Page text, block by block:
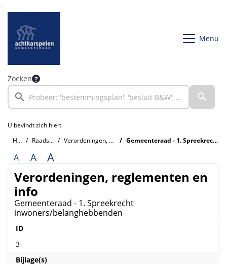
Ga naar de inhoud van deze pagina
Ga naar het zoeken
Ga naar het menu
Menu
Zoeken
U bevindt zich hier:
Home
Raadsinformatie Verordeningen, reglementen en info Gemeenteraad - 1. Spreekrecht inwoners/belanghebbenden
A A A
Verordeningen, reglementen en
info
Gemeenteraad - 1. Spreekrecht
inwoners/belanghebbenden
ID
3
Bijlage(s)